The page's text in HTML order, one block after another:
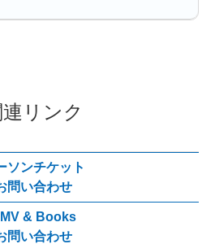
リンク
ソンチケット
問い合わせ
& Books
問い合わせ